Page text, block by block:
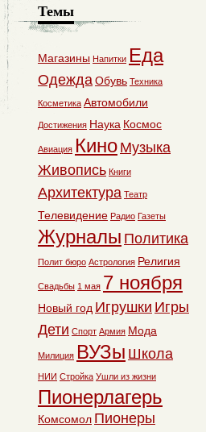
Темы
Магазины Напитки Еда
ОдеждаОбувь Техника
Косметика Автомобили
Достижения Наука Космос
Авиация Кино Музыка
Живопись Книги
Архитектура Театр
Телевидение Радио Газеты
Журналы Политика
Полит бюро Астрология Религия
Свадьбы 1 мая 7 ноября
Новый год Игрушки Игры
Дети Спорт Армия Мода
Милиция ВУЗы Школа
НИИ Стройка Ушли из жизни
Пионерлагерь
Комсомол Пионеры